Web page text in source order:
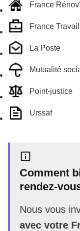
France Rénov'
France Travail
La Poste
Mutualité
Point-justice
Urssaf
Comment
rendez-
Nous vous
avec votre